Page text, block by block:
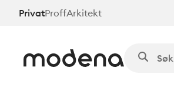
HoppPrivatProffArkitekt